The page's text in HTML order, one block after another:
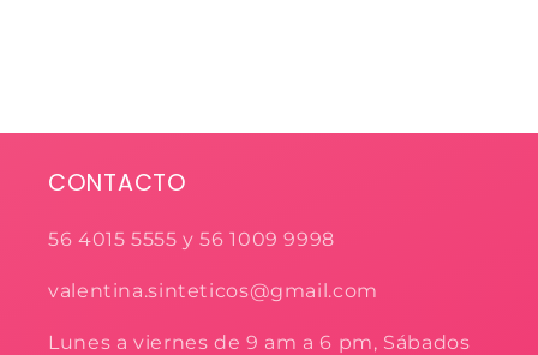
CONTACTO
56 4015 5555 y 56 1009 9998
valentina.sinteticos@gmail.com
Lunes a viernes de 9 am a 6 pm, Sábados